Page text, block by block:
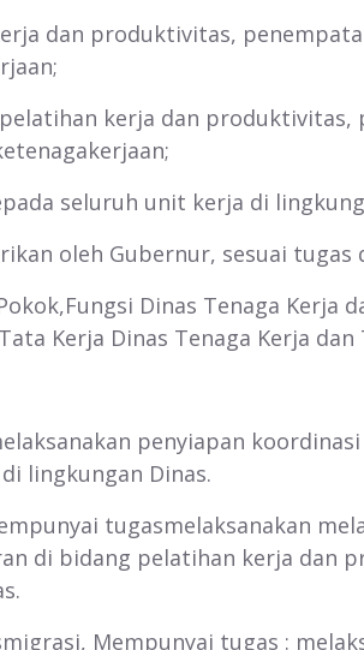
dan produktivitas,
kerja dan
seluruh unit kerja di
diberikan oleh Gubernur,
Dinas Tenaga Kerja
Kerja Dinas Tenaga Kerja
penyiapan
lingkungan Dinas.
tugasmelaksanakan
di bidang pelatihan kerja
Mempunyai tugas :